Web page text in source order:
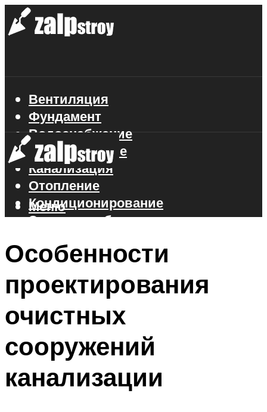
Вентиляция
Фундамент
Водоснабжение
Газоснабжение
Канализация
Отопление
Кондиционирование
Электроснабжение
Меню
Меню
Особенности
проектирования
очистных
сооружений
канализации